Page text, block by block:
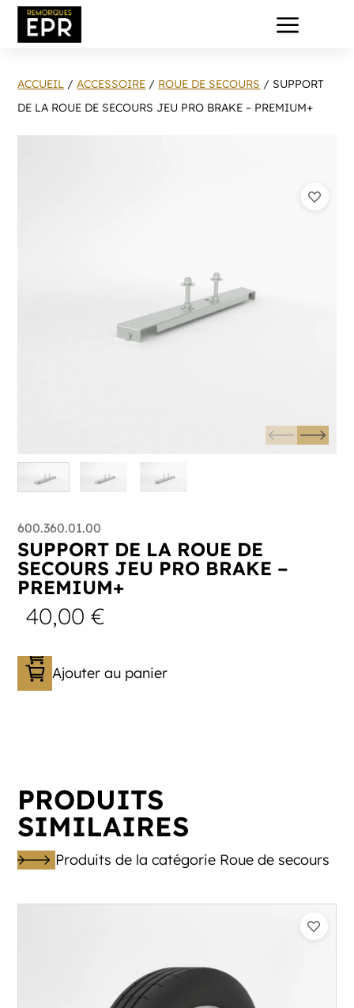
a
ACCUEIL /ACCESSOIRE / ROUE DE SECOURS / SUPPORT
DE LA ROUE DE SECOURS JEU PRO BRAKE – PREMIUM+
600.360.01.00
SUPPORT DE LA ROUE DE
SECOURS JEU PRO BRAKE –
PREMIUM+
40,00€
Ajouter au panier
PRODUITS
SIMILAIRES
Produits de la catégorie Roue de secours